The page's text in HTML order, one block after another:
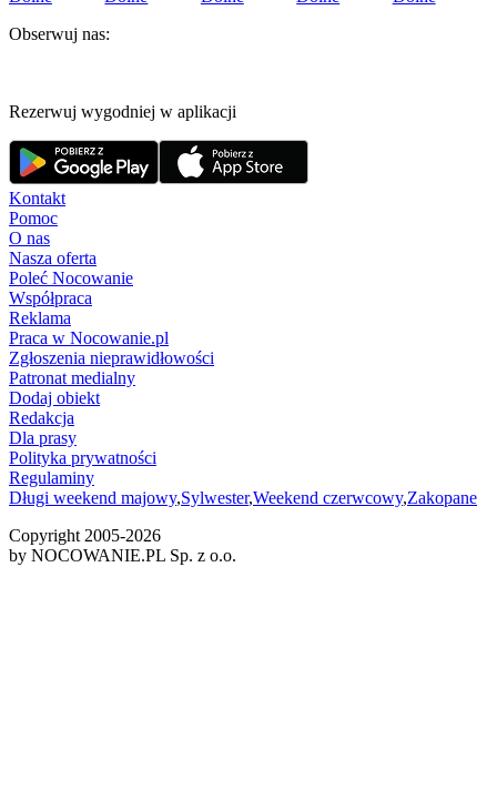
Obserwuj nas:
Rezerwuj wygodniej w aplikacji
Kontakt
Pomoc
O nas
Nasza oferta
Poleć Nocowanie
Współpraca
Reklama
Praca w Nocowanie.pl
Zgłoszenia nieprawidłowości
Patronat medialny
Dodaj obiekt
Redakcja
Dla prasy
Polityka prywatności
Regulaminy
Długi weekend majowy,Sylwester,Weekend czerwcowy,Zakopane
Copyright 2005-2026
by NOCOWANIE.PL Sp. z o.o.